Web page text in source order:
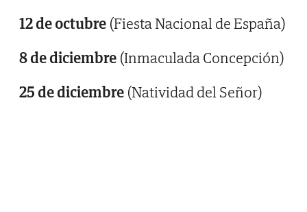
12 de octubre (Fiesta Nacional de España)
8 de diciembre (Inmaculada Concepción)
25 de diciembre (Natividad del Señor)